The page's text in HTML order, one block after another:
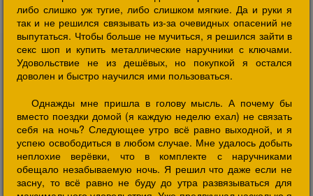
либо слишко уж тугие, либо слишком мягкие. Да и руки я
так и не решился связывать из-за очевидных опасений не
выпутаться. Чтобы больше не мучиться, я решился зайти в
секс шоп и купить металлические наручники с ключами.
Удовольствие не из дешёвых, но покупкой я остался
доволен и быстро научился ими пользоваться.
Однажды мне пришла в голову мысль. А почему бы
вместо поездки домой (я каждую неделю ехал) не связать
себя на ночь? Следующее утро всё равно выходной, и я
успею освободиться в любом случае. Мне удалось добыть
неплохие верёвки, что в комплекте с наручниками
обещало незабываемую ночь. Я решил что даже если не
засну, то всё равно не буду до утра развязываться для